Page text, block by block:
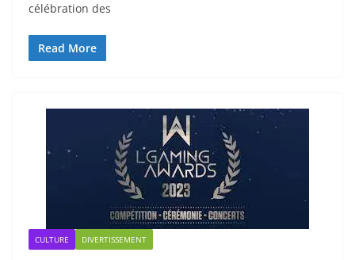
célébration des
Read More
CULTURE DIVERTISSEMENT